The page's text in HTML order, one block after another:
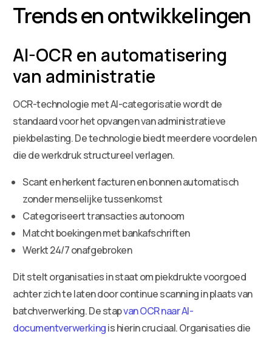
Trends en ontwikkelingen
AI-OCR en automatisering
van administratie
OCR-technologie met AI-categorisatie wordt de
standaard voor het opvangen van administratieve
piekbelasting. De technologie biedt meerdere voordelen
die de werkdruk structureel verlagen.
Scant en herkent facturen en bonnen automatisch
zonder menselijke tussenkomst
Categoriseert transacties autonoom
Matcht boekingen met bankafschriften
Werkt 24/7 onafgebroken
Dit stelt organisaties in staat om piekdrukte voorgoed
achter zich te laten door continue scanning in plaats van
batchverwerking. De stapvan OCR naar AI-
documentverwerkingis hierin cruciaal. Organisaties die